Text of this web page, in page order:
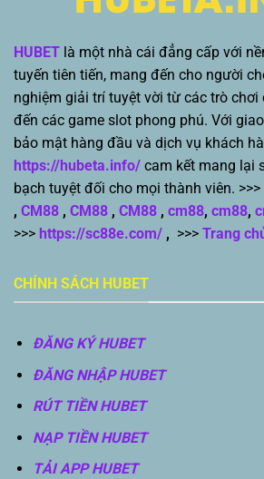
HUBET là một nhà cái đẳng cấp với
tuyến tiên tiến, mang đến cho người
nghiệm giải trí tuyệt vời từ các trò chơi
đến các game slot phong phú. Với
bảo mật hàng đầu và dịch vụ khách
https://hubeta.info/ cam kết mang lại
bạch tuyệt đối cho mọi thành viên. >>>
, CM88 , CM88 , CM88 , cm88, cm88,
>>> https://sc88e.com/ , >>> Trang
CHÍNH SÁCH HUBET
ĐĂNG KÝ HUBET
ĐĂNG NHẬP HUBET
RÚT TIỀN HUBET
NẠP TIỀN HUBET
TẢI APP HUBET